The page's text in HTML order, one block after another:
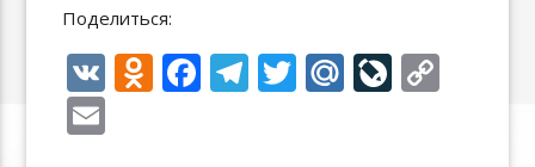
Поделиться:
V O F T T M Li